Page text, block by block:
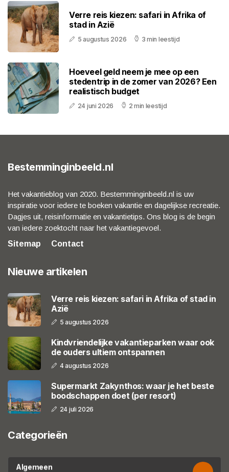
Verre reis kiezen: safari in Afrika of
stad in Azië
5 augustus 2026 3 min leestijd
Hoeveel geld neem je mee op een
stedentrip in de zomer van 2026? Een
realistisch budget
24 juni 2026 2 min leestijd
Bestemminginbeeld.nl
Het vakantieblog van 2020. Bestemminginbeeld.nl is uw
inspiratie voor iedere te boeken vakantie en dagelijkse recreatie.
Dagjes uit, reisinformatie en vakantietips. Ons blog is de begin
van iedere zoektocht naar het vakantiegevoel.
Sitemap
Contact
Nieuwe artikelen
Verre reis kiezen: safari in Afrika of stad in
Azië
5 augustus 2026
Kindvriendelijke vakantieparken waar ook
de ouders ultiem ontspannen
4 augustus 2026
Supermarkt Zakynthos: waar je het beste
boodschappen doet (per resort)
24 juli 2026
Categorieën
Algemeen